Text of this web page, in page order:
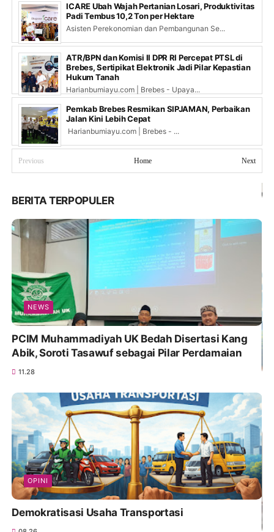
ICARE Ubah Wajah Pertanian Losari, Produktivitas
Padi Tembus 10,2 Ton per Hektare
Asisten Perekonomian dan Pembangunan Se...
ATR/BPN dan Komisi II DPR RI Percepat PTSL di
Brebes, Sertipikat Elektronik Jadi Pilar Kepastian
Hukum Tanah
Harianbumiayu.com | Brebes - Upaya...
Pemkab Brebes Resmikan SIPJAMAN, Perbaikan
Jalan Kini Lebih Cepat
Harianbumiayu.com | Brebes - ...
Previous Next
Home
BERITA TERPOPULER
NEWS
PCIM Muhammadiyah UK Bedah Disertasi Kang
Abik, Soroti Tasawuf sebagai Pilar Perdamaian
11.28
OPINI
Demokratisasi Usaha Transportasi